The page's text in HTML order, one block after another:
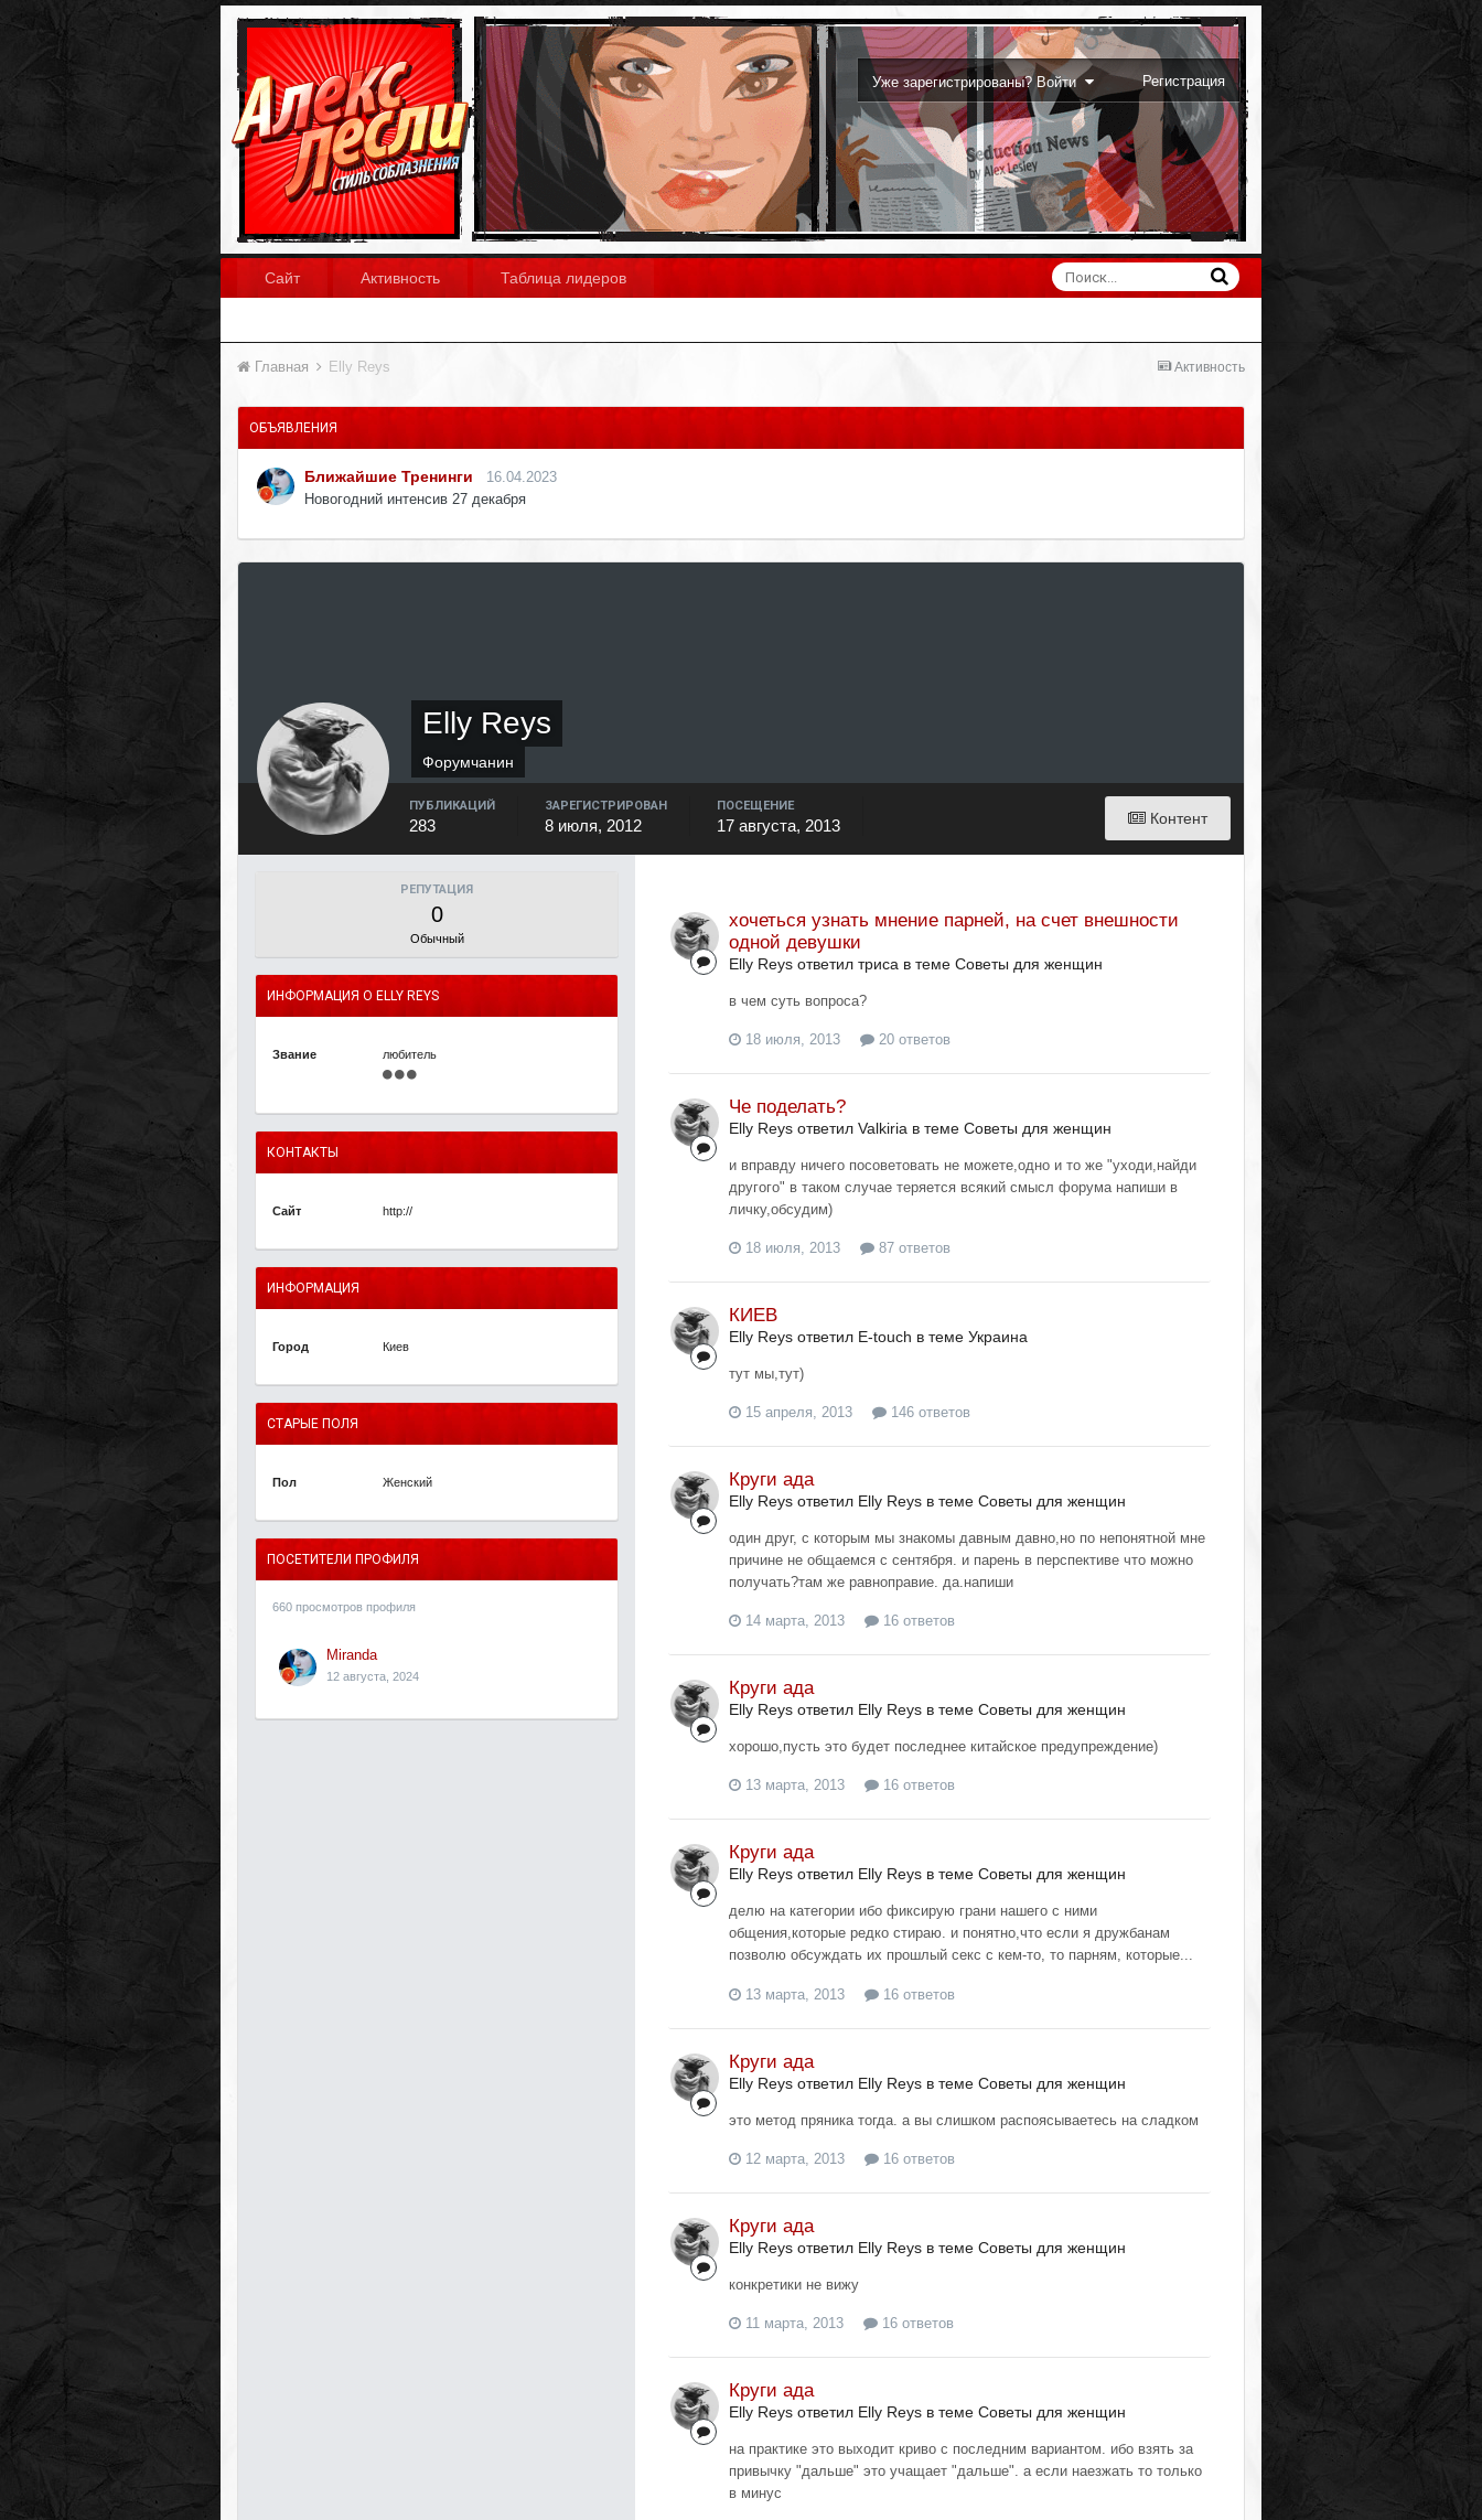
Уже зарегистрированы? Войти Регистрация
Сайт Активность Таблица лидеров
Активность
Главная Elly Reys
ОБЪЯВЛЕНИЯ
Ближайшие Тренинги
16.04.2023
Новогодний интенсив 27 декабря
Elly Reys
Форумчанин
Контент
ПУБЛИКАЦИЙ
283
ЗАРЕГИСТРИРОВАН
8 июля, 2012
ПОСЕЩЕНИЕ
17 августа, 2013
РЕПУТАЦИЯ
0
Обычный
ИНФОРМАЦИЯ О ELLY REYS
Звание любитель
КОНТАКТЫ
Сайт http://
ИНФОРМАЦИЯ
Город Киев
СТАРЫЕ ПОЛЯ
Пол Женский
ПОСЕТИТЕЛИ ПРОФИЛЯ
660 просмотров профиля
Miranda
12 августа, 2024
хочеться узнать мнение парней, на счет внешности
одной девушки
Elly Reys ответил триса в теме Советы для женщин
в чем суть вопроса?
18 июля, 2013 20 ответов
Че поделать?
Elly Reys ответил Valkiria в теме Советы для женщин
и вправду ничего посоветовать не можете,одно и то же "уходи,найди
другого" в таком случае теряется всякий смысл форума напиши в
личку,обсудим)
18 июля, 2013 87 ответов
КИЕВ
Elly Reys ответил E-touch в теме Украина
тут мы,тут)
15 апреля, 2013 146 ответов
Круги ада
Elly Reys ответил Elly Reys в теме Советы для женщин
один друг, с которым мы знакомы давным давно,но по непонятной мне
причине не общаемся с сентября. и парень в перспективе что можно
получать?там же равноправие. да.напиши
14 марта, 2013 16 ответов
Круги ада
Elly Reys ответил Elly Reys в теме Советы для женщин
хорошо,пусть это будет последнее китайское предупреждение)
13 марта, 2013 16 ответов
Круги ада
Elly Reys ответил Elly Reys в теме Советы для женщин
делю на категории ибо фиксирую грани нашего с ними
общения,которые редко стираю. и понятно,что если я дружбанам
позволю обсуждать их прошлый секс с кем-то, то парням, которые...
13 марта, 2013 16 ответов
Круги ада
Elly Reys ответил Elly Reys в теме Советы для женщин
это метод пряника тогда. а вы слишком распоясываетесь на сладком
12 марта, 2013 16 ответов
Круги ада
Elly Reys ответил Elly Reys в теме Советы для женщин
конкретики не вижу
11 марта, 2013 16 ответов
Круги ада
Elly Reys ответил Elly Reys в теме Советы для женщин
на практике это выходит криво с последним вариантом. ибо взять за
привычку "дальше" это учащает "дальше". а если наезжать то только
в минус